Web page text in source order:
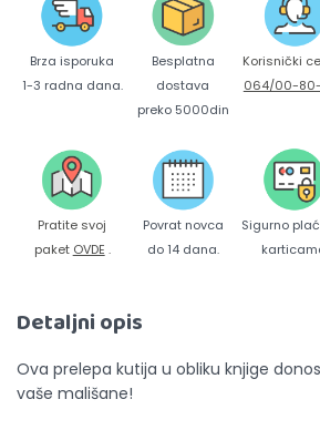
Brza isporuka
1-3 radna dana.
Besplatna
dostava
preko 5000din
Korisnički
064/00-
Pratite svoj
paket OVDE .
Povrat novca
do 14 dana.
Sigurno
Detaljni opis
Ova prelepa kutija u obliku knjige
vaše mališane!